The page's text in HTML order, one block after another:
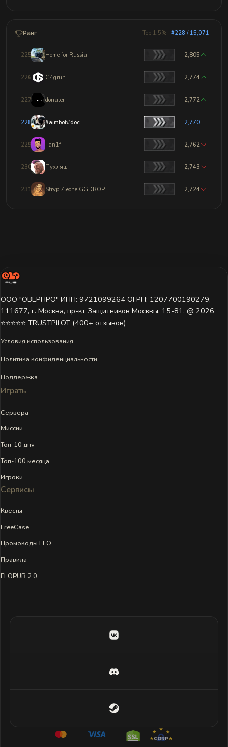
Ранг Top 1.5% #228 / 15,071
225 Home for Russia 2,805
226 G4grun 2,774
227 donater 2,772
228 #aimbot#doc 2,770
229 Tan1f 2,762
230 Пухляш 2,743
231 Strypi7leone GGDROP 2,724
ООО "ОВЕРПРО" ИНН: 9721099264 ОГРН: 1207700190279,
111677, г. Москва, пр-кт Защитников Москвы, 15-81. @ 2026 ㅤ
⭐⭐⭐⭐⭐ TRUSTPILOT (400+ отзывов)
Условия использования
Политика конфиденциальности
Поддержка
Играть
Сервера
Миссии
Топ-10 дня
Топ-100 месяца
Игроки
Сервисы
Квесты
FreeCase
Промокоды ELO
Правила
ELOPUB 2.0